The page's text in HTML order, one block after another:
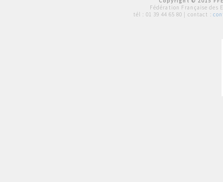
Fédération Française des
tél : 01 39 44 65 80 | contact :